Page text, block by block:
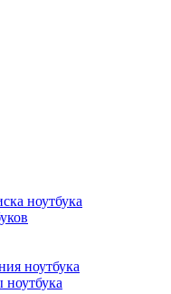
ноутбука
ноутбука
ноутбука